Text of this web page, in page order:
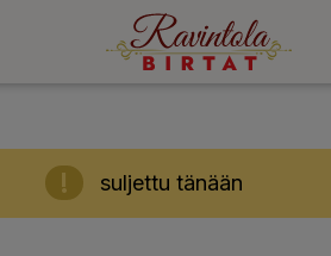
suljettu tänään